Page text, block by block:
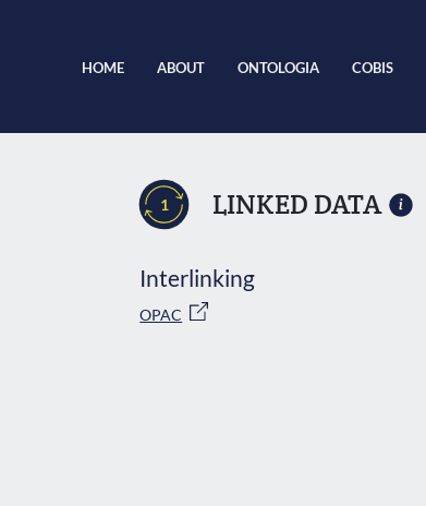
HOME ABOUT ONTOLOGIA COBIS
1 LINKED DATA
Interlinking
OPAC